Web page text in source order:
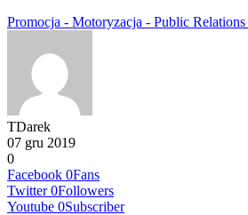
Promocja - Motoryzacja - Public
TDarek
07 gru 2019
0
Facebook 0Fans
Twitter 0Followers
Youtube 0Subscriber